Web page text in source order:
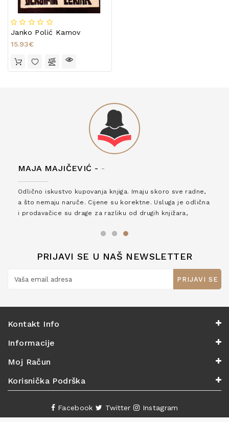
Janko Polić Kamov
15.93€
MAJA MAJIČEVIĆ - -
Odlično iskustvo kupovanja knjiga. Imaju skoro sve radne,
a što nemaju naruče. Cijene su korektne. Usluga je odlična
i prodavačice su drage za razliku od drugih knjižara,
PRIJAVI SE U NAŠ NEWSLETTER
PRIJAVI SE
Kontakt Info
Informacije
Moj Račun
Korisnička Podrška
Facebook Twitter Instagram